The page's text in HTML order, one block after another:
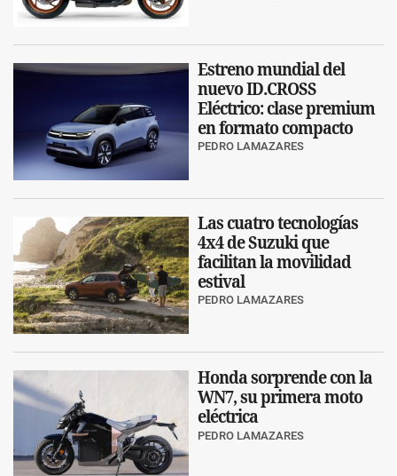
Estreno mundial del
nuevo ID.CROSS
Eléctrico: clase premium
en formato compacto
PEDRO LAMAZARES
Las cuatro tecnologías
4x4 de Suzuki que
facilitan la movilidad
estival
PEDRO LAMAZARES
Honda sorprende con la
WN7, su primera moto
eléctrica
PEDRO LAMAZARES